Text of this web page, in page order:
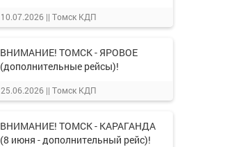
10.07.2026 || Томск КДП
ВНИМАНИЕ! ТОМСК - ЯРОВОЕ
(дополнительные рейсы)!
25.06.2026 || Томск КДП
ВНИМАНИЕ! ТОМСК - КАРАГАНДА
(8 июня - дополнительный рейс)!